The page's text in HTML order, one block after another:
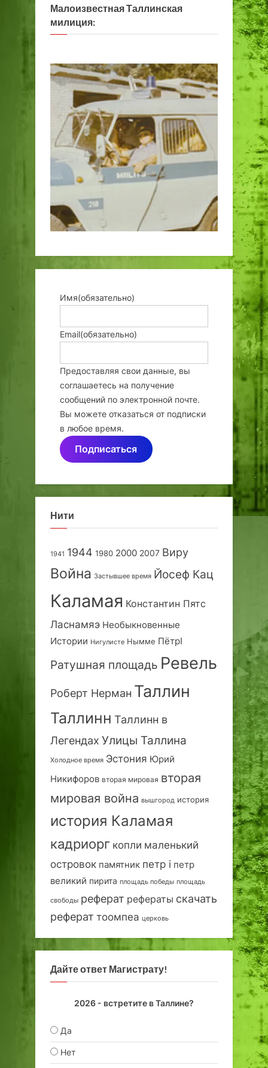
Малоизвестная Таллинская
милиция:
Имя(обязательно)
Email(обязательно)
Предоставляя свои данные, вы
соглашаетесь на получение
сообщений по электронной почте.
Вы можете отказаться от подписки
в любое время.
Подписаться
Нити
1941 1944 1980 2000 2007 Виру
Война Застывшее время Йосеф Кац
Каламая Константин Пятс
Ласнамяэ Необыкновенные
Истории Нигулисте Нымме ПётрI
Ратушная площадь Ревель
Роберт Нерман Таллин
Таллинн Таллинн в
Легендах Улицы Таллина
Холодное время Эстония Юрий
Никифоров вторая мировая вторая
мировая война вышгород история
история Каламая
кадриорг копли маленький
островок памятник петр i петр
великий пирита площадь победы площадь
свободы реферат рефераты скачать
реферат тоомпеа церковь
Дайте ответ Магистрату!
2026 - встретите в Таллине?
Да
Нет